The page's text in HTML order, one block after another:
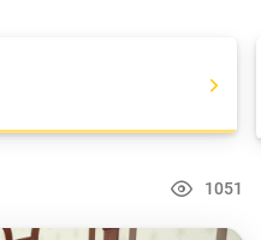
1051